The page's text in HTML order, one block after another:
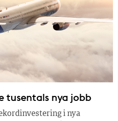
tusentals nya jobb
i nya